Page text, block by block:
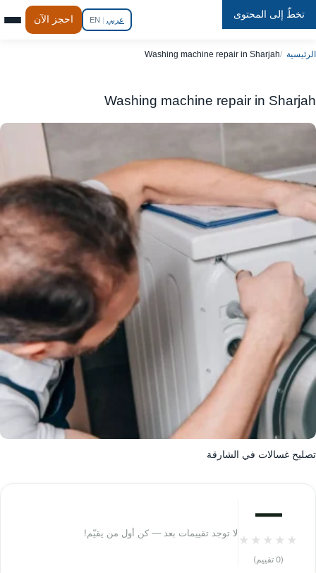
تخطّ إلى المحتوى
RepairIn Home عربي |
EN احجز الآن
الرئيسية Washing machine repair in Sharjah
Washing machine repair in Sharjah
تصليح غسالات في الشارقة
—
★
★
★
★
★
(0 تقييم)
لا توجد تقييمات بعد — كن أول من يقيّم!